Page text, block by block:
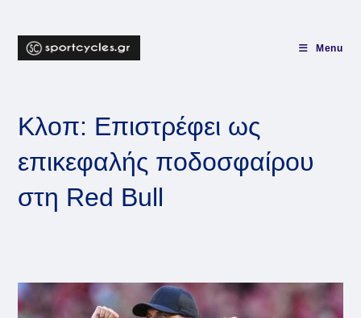
content
Menu
Κλοπ: Επιστρέφει ως
επικεφαλής ποδοσφαίρου
στη Red Bull